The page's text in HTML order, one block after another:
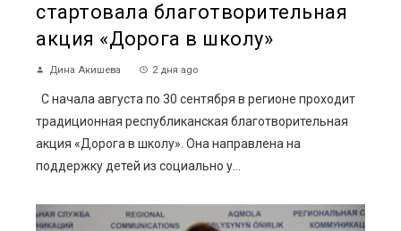
стартовала благотворительная
акция «Дорога в школу»
Дина Акишева 2 дня ago
С начала августа по 30 сентября в регионе проходит
традиционная республиканская благотворительная
акция «Дорога в школу». Она направлена на
поддержку детей из социально у...